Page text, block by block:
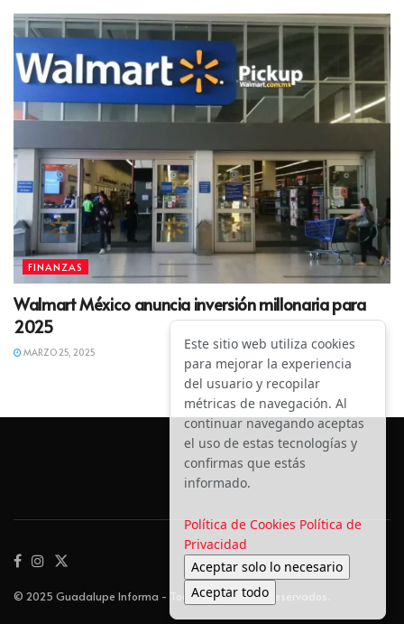
FINANZAS
Walmart México anuncia inversión millonaria para
2025
MARZO 25, 2025
© 2025 Guadalupe Informa - Todos los derechos reservados.
Este sitio web utiliza cookies
para mejorar la experiencia
del usuario y recopilar
métricas de navegación. Al
continuar navegando aceptas
el uso de estas tecnologías y
confirmas que estás
informado.
Política de Cookies Política de
Privacidad
Aceptar solo lo necesario
Aceptar todo